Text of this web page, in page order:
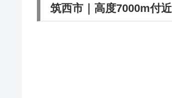
筑西市｜高度7000m付近